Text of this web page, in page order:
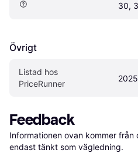
30,
Övrigt
Listad hos
PriceRunner
Feedback
Informationen ovan kommer
endast tänkt som vägledning.